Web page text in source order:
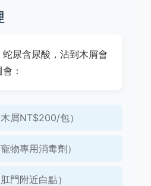
尿含尿酸，沾到木屑會
：
屑NT$200/包）
物專用消毒劑）
門附近白點）